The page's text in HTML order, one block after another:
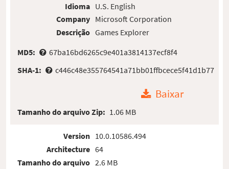
Idioma
Company
Descrição
U.S. English
Microsoft Corporation
Games Explorer
MD5:
67ba16bd6265c9e401a3814137ecf8f4
SHA-1:
c446c48e355764541a71bb01ffbcece5f41d1b77
Baixar
Tamanho do arquivo Zip: 1.06 MB
Version
Architecture
Tamanho do arquivo
10.0.10586.494
64
2.6 MB